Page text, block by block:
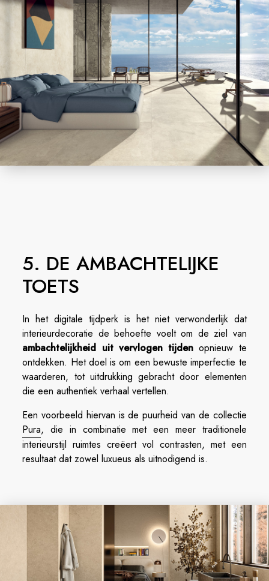
5. DE AMBACHTELIJKE
TOETS
In het digitale tijdperk is het niet verwonderlijk dat
interieurdecoratie de behoefte voelt om de ziel van
ambachtelijkheid uit vervlogen tijden opnieuw te
ontdekken. Het doel is om een bewuste imperfectie te
waarderen, tot uitdrukking gebracht door elementen
die een authentiek verhaal vertellen.
Een voorbeeld hiervan is de puurheid van de collectie
Pura, die in combinatie met een meer traditionele
interieurstijl ruimtes creëert vol contrasten, met een
resultaat dat zowel luxueus als uitnodigend is.